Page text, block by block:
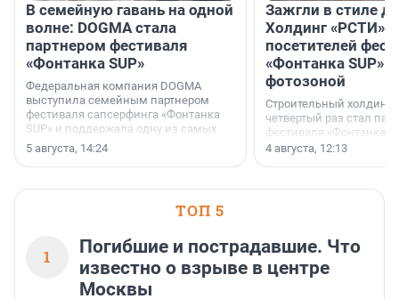
В семейную гавань на одной
волне: DOGMA стала
партнером фестиваля
«Фонтанка SUP»
Федеральная компания DOGMA
выступила семейным партнером
фестиваля сапсерфинга «Фонтанка
SUP» и поддержала одну из самых
ярких и романтичных номинаций —
«SUP-свадьба».
5 августа, 14:24
Зажгли в стиле
Холдинг «РСТИ»
посетителей
«Фонтанка SUP»
фотозоной
Строительный холдинг
четвертый раз стал
фестиваля «Фонтанка
раз компания
посетителям
4 августа, 12:13
ТОП 5
1
Погибшие и пострадавшие. Что
известно о взрыве в центре
Москвы